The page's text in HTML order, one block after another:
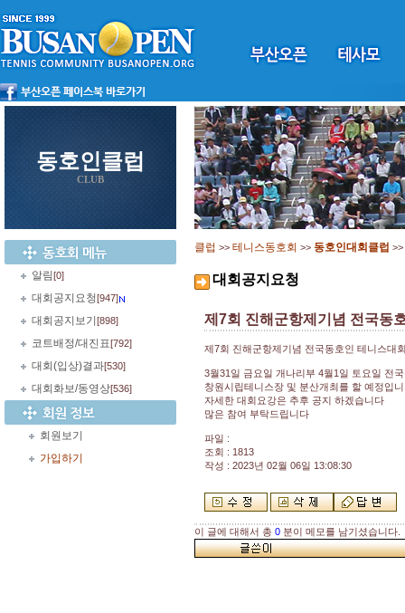
동호인클럽
CLUB
알림[0]
대회공지요청[947]
대회공지보기 [898]
코트배정/대진표[792]
대회(입상)결과[530]
대회화보/동영상[536]
회원보기
가입하기
클럽 >> 테니스동호회 >> 동호인대회클럽 >>
대회공지요청
제7회 진해군항제기념 전국동
제7회 진해군항제기념 전국동호인 테니스대
3월31일 금요일 개나리부 4월1일 토요일 전
창원시립테니스장 및 분산개최를 할 예정입
자세한 대회요강은 추후 공지 하겠습니다
많은 참여 부탁드립니다
파일 :
조회 : 1813
작성 : 2023년 02월 06일 13:08:30
이 글에 대해서 총 0 분이 메모를 남기셨습니다.